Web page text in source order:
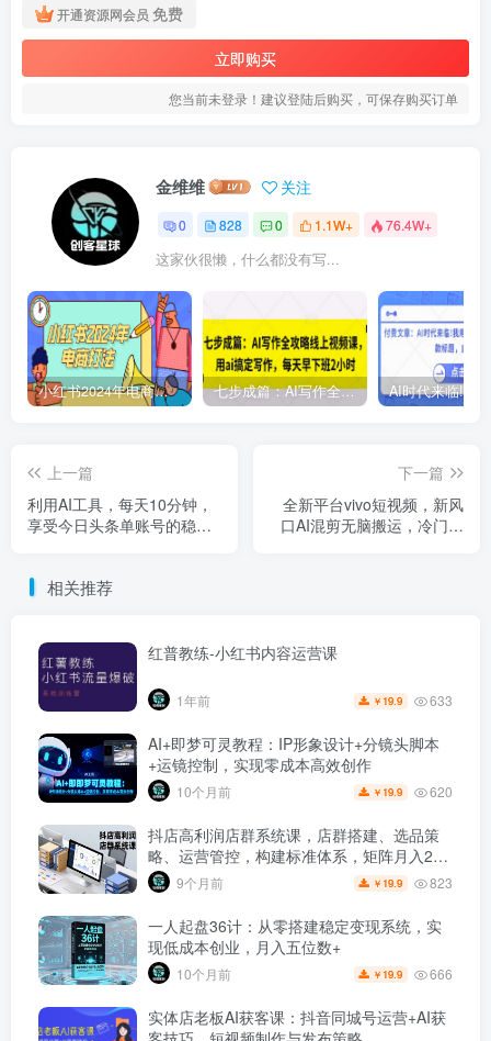
开通资源网会员 免费
立即购买
您当前未登录！建议登陆后购买，可保存购买订单
金维维 关注
0 828 0 1.1W+ 76.4W+
这家伙很懒，什么都没有写...
小红书2024年电商打法，手把手教你如何打爆小红书店铺 七步成篇：AI写作全攻略线上视频课，用ai搞定写作，每天早下班2小时
上一篇
利用AI工具，每天10分钟，
享受今日头条单账号的稳定
下一篇
全新平台vivo短视频，新风
口AI混剪无脑搬运，冷门风
相关推荐
红普教练-小红书内容运营课
1年前 ￥ 19.9 633
AI+即梦可灵教程：IP形象设计+分镜头脚本
+运镜控制，实现零成本高效创作
10个月前 ￥ 19.9 620
抖店高利润店群系统课，店群搭建、选品策
略、运营管控，构建标准体系，矩阵月入20
万+ 9个月前 ￥ 19.9 823
一人起盘36计：从零搭建稳定变现系统，实
现低成本创业，月入五位数+
10个月前 ￥ 19.9 666
实体店老板AI获客课：抖音同城号运营+AI获